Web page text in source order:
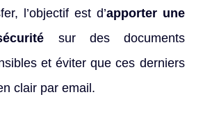
l’objectif est d’apporter une
sur des documents
et éviter que ces derniers
clair par email.